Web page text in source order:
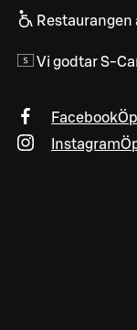
Restaurangen
Vi godtar S-
Facebook
Instagram